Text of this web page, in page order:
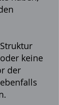
keine
der